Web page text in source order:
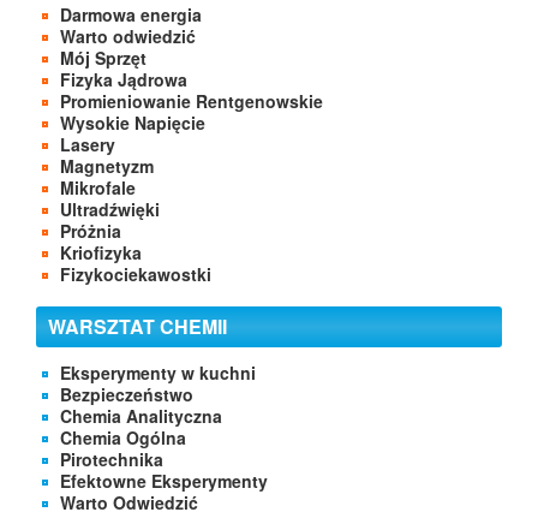
Darmowa energia
Warto odwiedzić
Mój Sprzęt
Fizyka Jądrowa
Promieniowanie Rentgenowskie
Wysokie Napięcie
Lasery
Magnetyzm
Mikrofale
Ultradźwięki
Próżnia
Kriofizyka
Fizykociekawostki
WARSZTAT CHEMII
Eksperymenty w kuchni
Bezpieczeństwo
Chemia Analityczna
Chemia Ogólna
Pirotechnika
Efektowne Eksperymenty
Warto Odwiedzić